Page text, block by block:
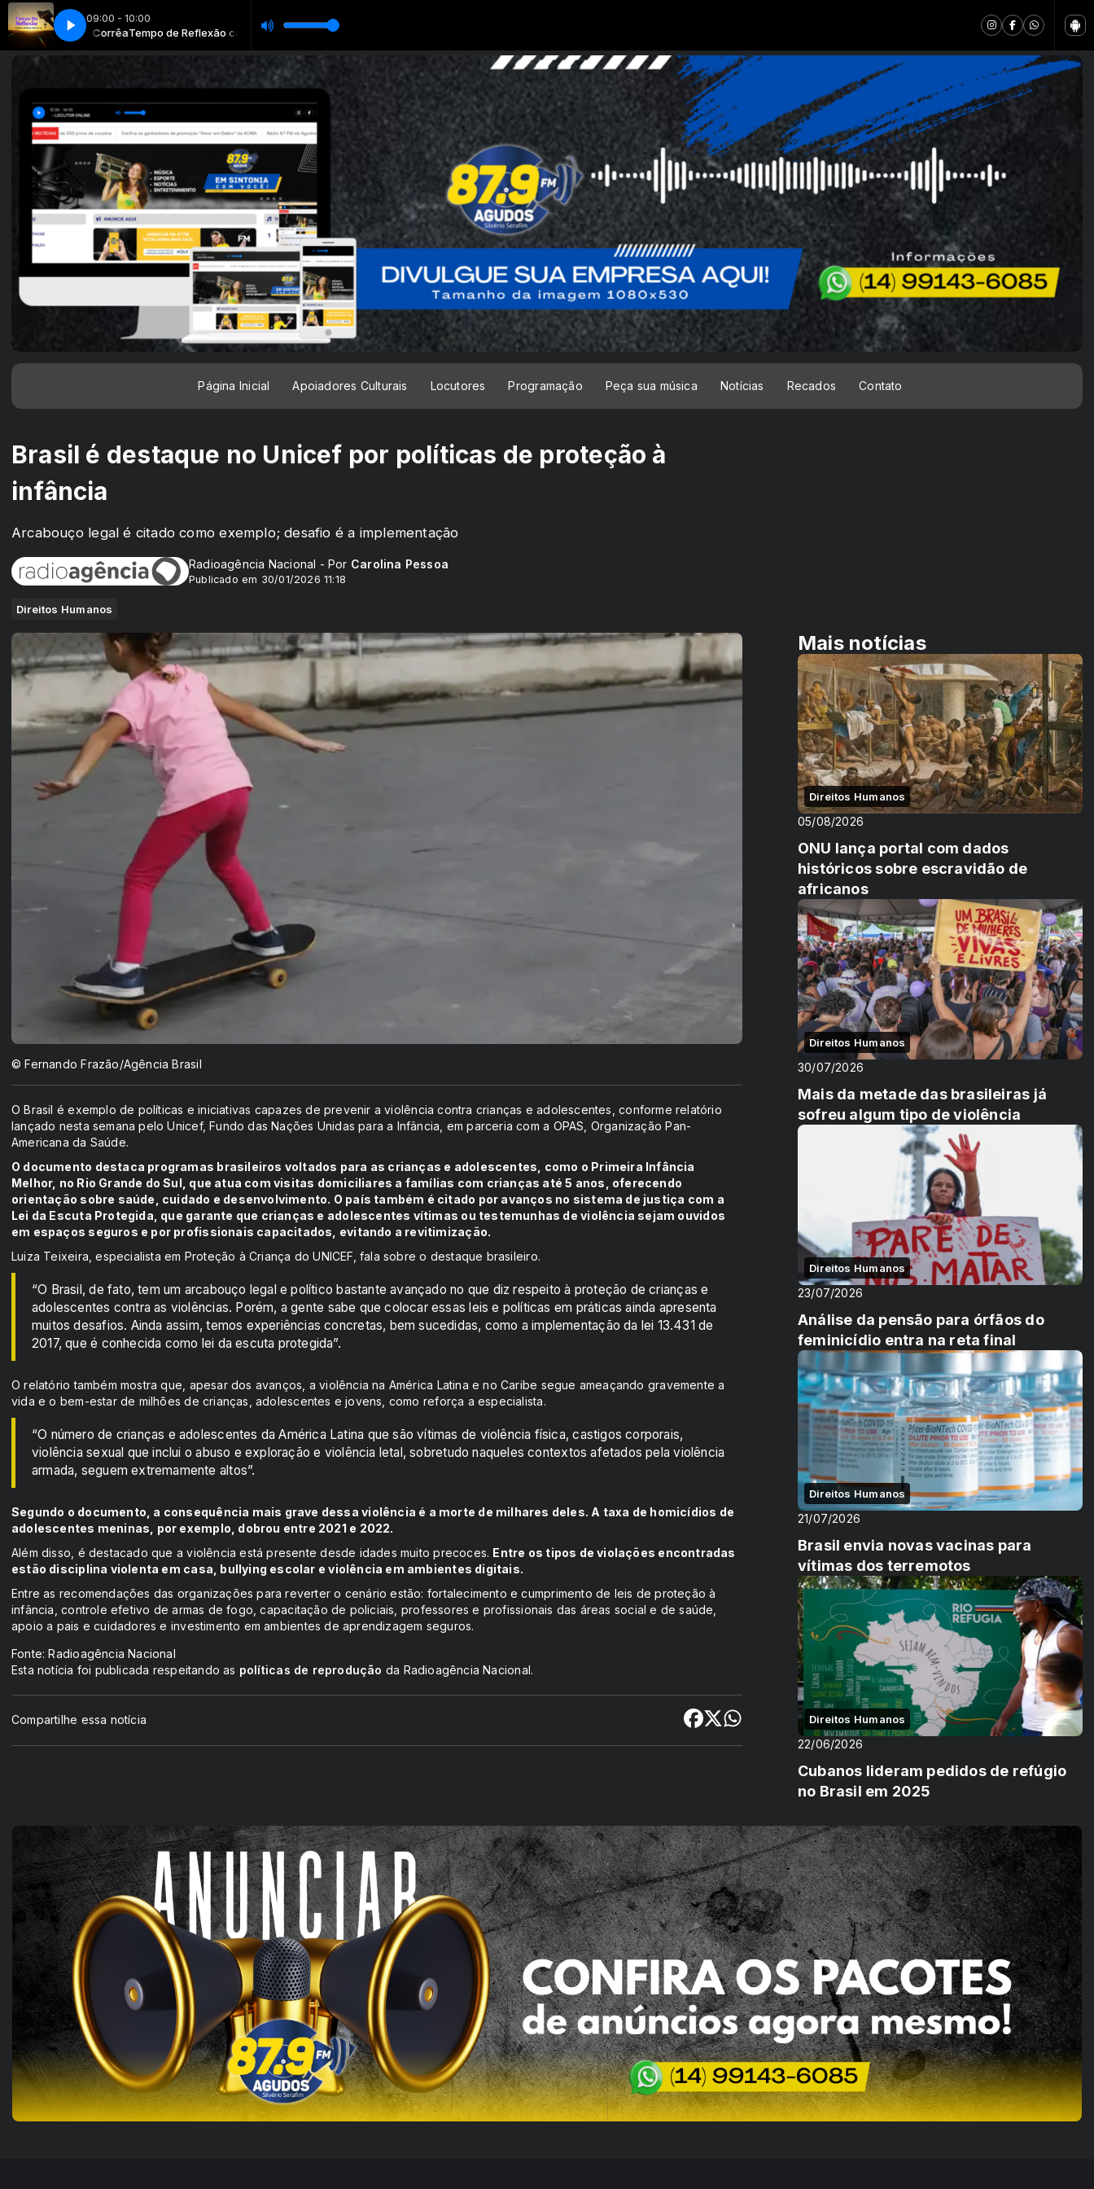
09:00 - 10:00
Paulo Corrêa Tempo de Reflexão com Paulo Corrêa
(Part. Perla) Daniel - Mercedita (Part. Perla)
Página Inicial Apoiadores Culturais Locutores Programação Peça sua música Notícias Recados Contato
Brasil é destaque no Unicef por políticas de proteção à
infância
Arcabouço legal é citado como exemplo; desafio é a implementação
Radioagência Nacional - Por Carolina Pessoa
Publicado em 30/01/2026 11:18
Direitos Humanos
© Fernando Frazão/Agência Brasil
O Brasil é exemplo de políticas e iniciativas capazes de prevenir a violência contra crianças e adolescentes, conforme relatório
lançado nesta semana pelo Unicef, Fundo das Nações Unidas para a Infância, em parceria com a OPAS, Organização Pan-
Americana da Saúde.
O documento destaca programas brasileiros voltados para as crianças e adolescentes, como o Primeira Infância
Melhor, no Rio Grande do Sul, que atua com visitas domiciliares a famílias com crianças até 5 anos, oferecendo
orientação sobre saúde, cuidado e desenvolvimento. O país também é citado por avanços no sistema de justiça com a
Lei da Escuta Protegida, que garante que crianças e adolescentes vítimas ou testemunhas de violência sejam ouvidos
em espaços seguros e por profissionais capacitados, evitando a revitimização.
Luiza Teixeira, especialista em Proteção à Criança do UNICEF, fala sobre o destaque brasileiro.
“O Brasil, de fato, tem um arcabouço legal e político bastante avançado no que diz respeito à proteção de crianças e
adolescentes contra as violências. Porém, a gente sabe que colocar essas leis e políticas em práticas ainda apresenta
muitos desafios. Ainda assim, temos experiências concretas, bem sucedidas, como a implementação da lei 13.431 de
2017, que é conhecida como lei da escuta protegida”.
O relatório também mostra que, apesar dos avanços, a violência na América Latina e no Caribe segue ameaçando gravemente a
vida e o bem-estar de milhões de crianças, adolescentes e jovens, como reforça a especialista.
“O número de crianças e adolescentes da América Latina que são vítimas de violência física, castigos corporais,
violência sexual que inclui o abuso e exploração e violência letal, sobretudo naqueles contextos afetados pela violência
armada, seguem extremamente altos”.
Segundo o documento, a consequência mais grave dessa violência é a morte de milhares deles. A taxa de homicídios de
adolescentes meninas, por exemplo, dobrou entre 2021 e 2022.
Além disso, é destacado que a violência está presente desde idades muito precoces. Entre os tipos de violações encontradas
estão disciplina violenta em casa, bullying escolar e violência em ambientes digitais.
Entre as recomendações das organizações para reverter o cenário estão: fortalecimento e cumprimento de leis de proteção à
infância, controle efetivo de armas de fogo, capacitação de policiais, professores e profissionais das áreas social e de saúde,
apoio a pais e cuidadores e investimento em ambientes de aprendizagem seguros.
Fonte: Radioagência Nacional
Esta notícia foi publicada respeitando as políticas de reprodução da Radioagência Nacional.
Compartilhe essa notícia
Mais notícias
Direitos Humanos
05/08/2026
ONU lança portal com dados
históricos sobre escravidão de
africanos
Direitos Humanos
30/07/2026
Mais da metade das brasileiras já
sofreu algum tipo de violência
Direitos Humanos
23/07/2026
Análise da pensão para órfãos do
feminicídio entra na reta final
Direitos Humanos
21/07/2026
Brasil envia novas vacinas para
vítimas dos terremotos
Direitos Humanos
22/06/2026
Cubanos lideram pedidos de refúgio
no Brasil em 2025